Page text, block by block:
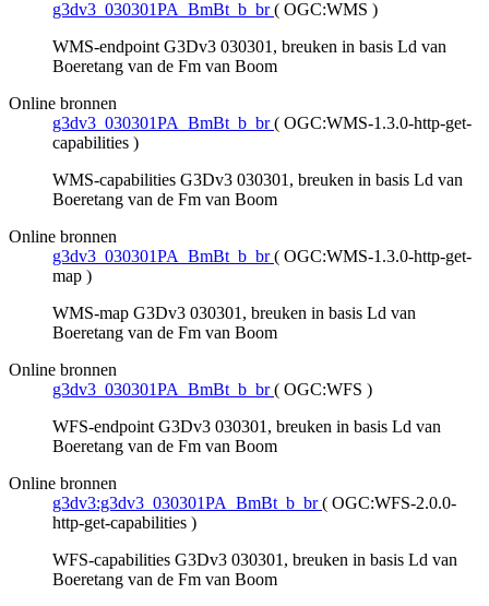
g3dv3_030301PA_BmBt_b_br ( OGC:WMS )
WMS-endpoint G3Dv3 030301, breuken in basis Ld van
Boeretang van de Fm van Boom
Online bronnen
g3dv3_030301PA_BmBt_b_br ( OGC:WMS-1.3.0-http-get-
capabilities )
WMS-capabilities G3Dv3 030301, breuken in basis Ld van
Boeretang van de Fm van Boom
Online bronnen
g3dv3_030301PA_BmBt_b_br ( OGC:WMS-1.3.0-http-get-
map )
WMS-map G3Dv3 030301, breuken in basis Ld van
Boeretang van de Fm van Boom
Online bronnen
g3dv3_030301PA_BmBt_b_br ( OGC:WFS )
WFS-endpoint G3Dv3 030301, breuken in basis Ld van
Boeretang van de Fm van Boom
Online bronnen
g3dv3:g3dv3_030301PA_BmBt_b_br ( OGC:WFS-2.0.0-
http-get-capabilities )
WFS-capabilities G3Dv3 030301, breuken in basis Ld van
Boeretang van de Fm van Boom